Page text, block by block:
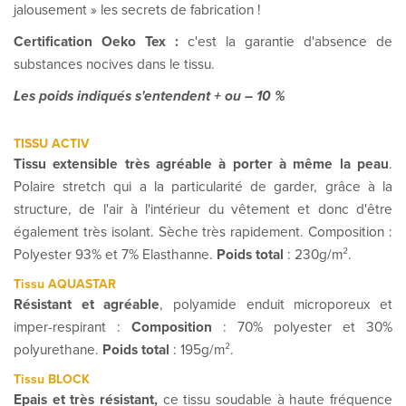
jalousement » les secrets de fabrication !
Certification Oeko Tex : c'est la garantie d'absence de
substances nocives dans le tissu.
Les poids indiqués s'entendent + ou – 10 %
TISSU ACTIV
Tissu extensible très agréable à porter à même la peau.
Polaire stretch qui a la particularité de garder, grâce à la
structure, de l'air à l'intérieur du vêtement et donc d'être
également très isolant. Sèche très rapidement. Composition :
Polyester 93% et 7% Elasthanne. Poids total : 230g/m².
Tissu AQUASTAR
Résistant et agréable, polyamide enduit microporeux et
imper-respirant : Composition : 70% polyester et 30%
polyurethane. Poids total : 195g/m².
Tissu BLOCK
Epais et très résistant, ce tissu soudable à haute fréquence